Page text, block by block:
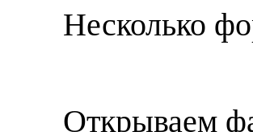
Несколько
Открываем